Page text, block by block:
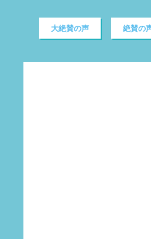
大絶賛の声 絶賛の